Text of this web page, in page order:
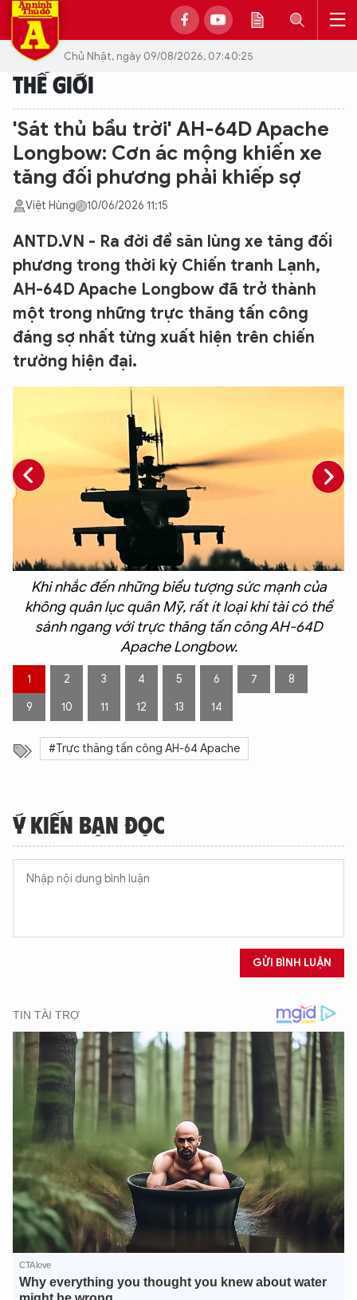
Chủ Nhật, ngày 09/08/2026, 07:40:25
THẾ GIỚI
'Sát thủ bầu trời' AH-64D Apache
Longbow: Cơn ác mộng khiến xe
tăng đối phương phải khiếp sợ
Việt Hùng 10/06/2026 11:15
ANTD.VN - Ra đời để săn lùng xe tăng đối
phương trong thời kỳ Chiến tranh Lạnh,
AH-64D Apache Longbow đã trở thành
một trong những trực thăng tấn công
đáng sợ nhất từng xuất hiện trên chiến
trường hiện đại.
Khi nhắc đến những biểu tượng sức mạnh của
không quân lục quân Mỹ, rất ít loại khí tài có thể
sánh ngang với trực thăng tấn công AH-64D
Apache Longbow.
1 2 3 4 5 6 7 8
9 10 11 12 13 14
#Trực thăng tấn công AH-64 Apache
Ý KIẾN BẠN ĐỌC
GỬI BÌNH LUẬN